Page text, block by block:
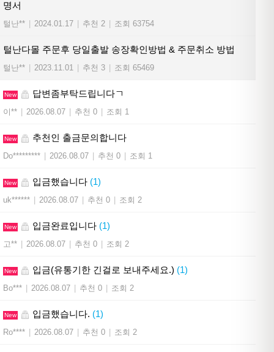
명서
털난** 2024.01.17 추천 2 조회 63754
털난다몰 주문후 당일출발 송장확인방법 & 주문취소 방법
털난** 2023.11.01 추천 3 조회 65469
New 답변좀부탁드립니다ㄱ
이** 2026.08.07 추천 0 조회 1
New 추천인 출금문의합니다
Do********* 2026.08.07 추천 0 조회 1
New 입금했습니다 (1)
uk****** 2026.08.07 추천 0 조회 2
New 입금완료입니다 (1)
고** 2026.08.07 추천 0 조회 2
New 입금(유통기한 긴걸로 보내주세요.) (1)
Bo*** 2026.08.07 추천 0 조회 2
New 입금했습니다. (1)
Ro**** 2026.08.07 추천 0 조회 2